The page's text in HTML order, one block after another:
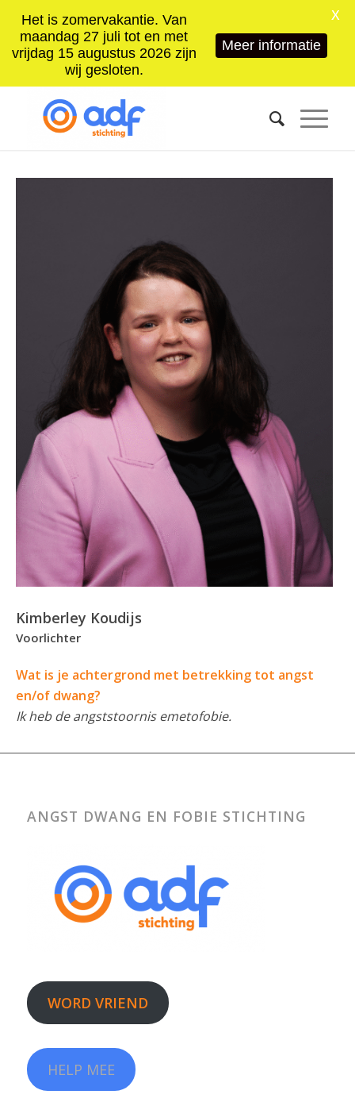
Kimberley Koudijs
Voorlichter
Wat is je achtergrond met betrekking tot angst
en/of dwang?
Ik heb de angststoornis emetofobie.
ANGST DWANG EN FOBIE STICHTING
WORD VRIEND
HELP MEE
Het is zomervakantie. Van
maandag 27 juli tot en met
vrijdag 15 augustus 2026 zijn
wij gesloten.
Meer informatie
X